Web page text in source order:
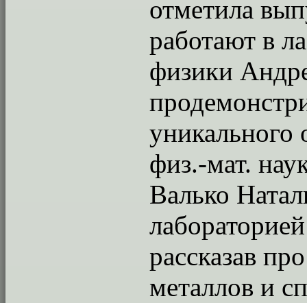
отметила
работают в
физики
уникального
физ.-мат.
Валько
рассказав
металлов и